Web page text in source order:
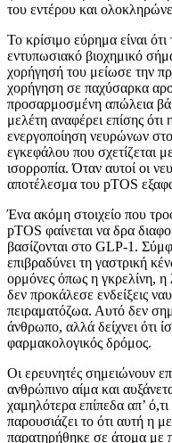
του εντέρου και
Το κρίσιμο εύρημα είναι
εντυπωσιακό βιοχημικό
χορήγησή του μείωσε την
χορήγηση σε παχύσαρκα
προσαρμοσμένη απώλεια
μελέτη αναφέρει επίσης
ενεργοποίηση νευρώνων
εγκεφάλου που σχετίζεται
ισορροπία. Όταν αυτοί οι
αποτέλεσμα του pTOS
Ένα ακόμη στοιχείο που
pTOS φαίνεται να δρα
βασίζονται στο GLP-1.
επιβραδύνει τη γαστρική
ορμόνες όπως η γκρελίνη, η
δεν προκάλεσε ενδείξεις
πειραματόζωα. Αυτό δεν
άνθρωπο, αλλά δείχνει ότι
φαρμακολογικός δρόμος.
Οι ερευνητές σημειώνουν
ανθρώπινο αίμα και
χαμηλότερα επίπεδα απ’
παρουσιάζει το ότι αυτή η
παρατηρήθηκε σε άτομα με